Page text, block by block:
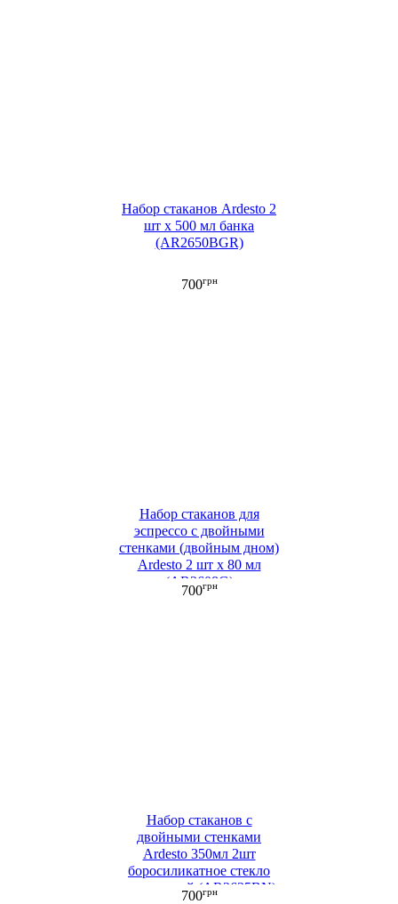
Набор стаканов Ardesto 2
шт х 500 мл банка
(AR2650BGR)
700грн
Набор стаканов для
эспрессо с двойными
стенками (двойным дном)
Ardesto 2 шт х 80 мл
(AR2608G)
700грн
Набор стаканов с
двойными стенками
Ardesto 350мл 2шт
боросиликатное стекло
прозрачный (AR2635BN)
700грн